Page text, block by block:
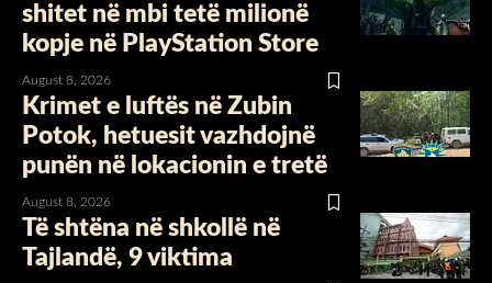
shitet në mbi tetë milionë
kopje në PlayStation Store
August 8, 2026
Krimet e luftës në Zubin
Potok, hetuesit vazhdojnë
punën në lokacionin e tretë
August 8, 2026
Të shtëna në shkollë në
Tajlandë, 9 viktima